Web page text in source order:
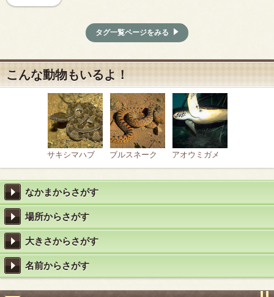
タグ一覧ページをみる
こんな動物もいるよ！
サキシマハブ ブルスネーク アオウミガメ
なかまからさがす
場所からさがす
大きさからさがす
名前からさがす